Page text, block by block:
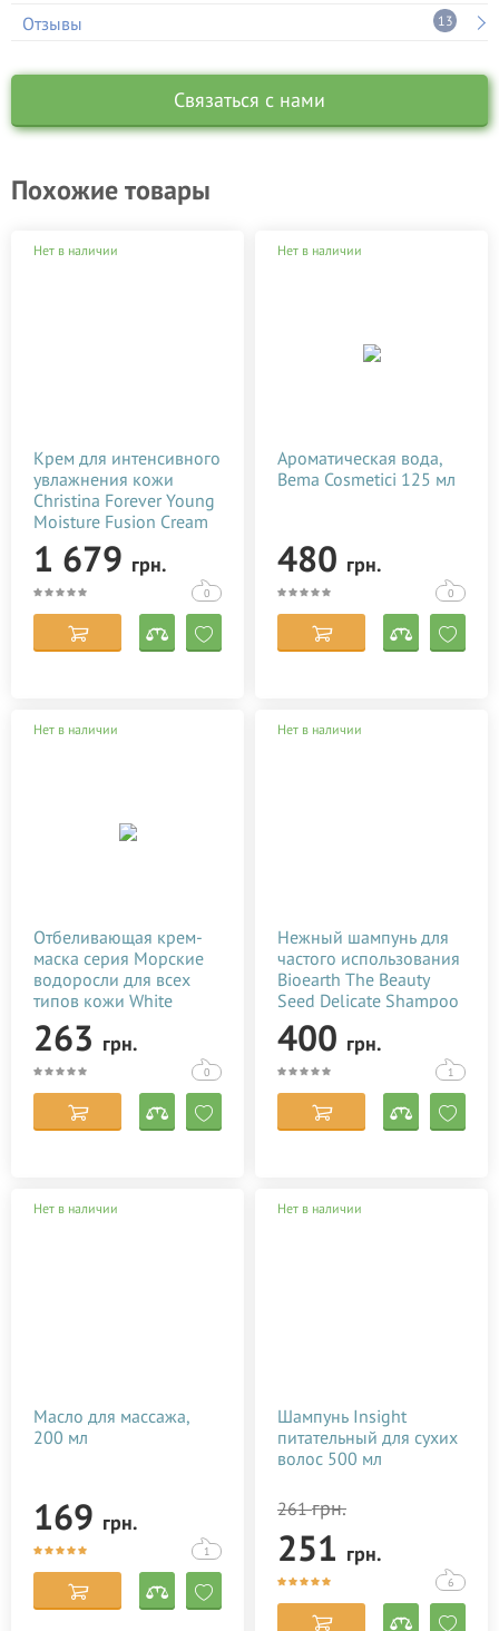
Отзывы
13
Связаться с нами
Похожие товары
Нет в наличии
Крем для интенсивного
увлажнения кожи
Christina Forever Young
Moisture Fusion Cream
50 мл
1 679 грн.
0
Нет в наличии
Ароматическая вода,
Bema Cosmetici 125 мл
480 грн.
0
Нет в наличии
Отбеливающая крем-
маска серия Морские
водоросли для всех
типов кожи White
Mandarin 50 мл
263 грн.
0
Нет в наличии
Нежный шампунь для
частого использования
Bioearth The Beauty
Seed Delicate Shampoo
250 мл
400 грн.
1
Нет в наличии
Масло для массажа,
200 мл
169 грн.
1
Нет в наличии
Шампунь Insight
питательный для сухих
волос 500 мл
261грн.
251 грн.
6